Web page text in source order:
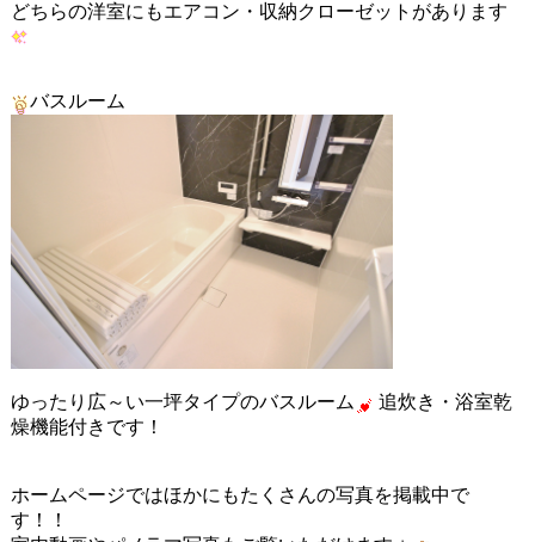
どちらの洋室にもエアコン・収納クローゼットがあります
バスルーム
ゆったり広～い一坪タイプのバスルーム
追炊き・浴室乾
燥機能付きです！
ホームページではほかにもたくさんの写真を掲載中で
す！！